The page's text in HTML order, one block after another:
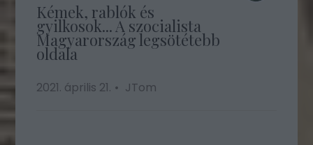
Kémek, rablók és
gyilkosok... A szocialista
Magyarország legsötétebb
oldala
2021. április 21. JTom